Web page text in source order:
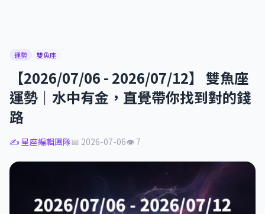
運勢 雙魚座
【2026/07/06 - 2026/07/12】 雙魚座
運勢｜水中有金，直覺帶你找到對的錢
路
✍️ 星座編輯團隊📅 2026-07-06👁 7